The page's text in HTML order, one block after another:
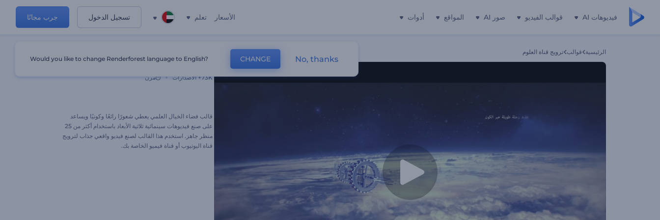
فيديوهات AI قوالب الفيديو صور AI المواقع أدوات الأسعار تعلم تسجيل الدخول جرب مجانًا
الرئيسية قوالب ترويج قناة العلوم
73K+ الاصدارات مرن
قالب فضاء الخيال العلمي يعطي شعورًا رائعًا وكونيًا ويساعد
على صنع فيديوهات سينمائية ثلاثية الأبعاد باستخدام أكثر من 25
منظر جاهز. استخدم هذا القالب لصنع فيديو واقعي جذاب لترويج
قناة اليوتيوب أو قناة فيميو الخاصة بك.
Would you like to change Renderforest language to English? CHANGE No, thanks